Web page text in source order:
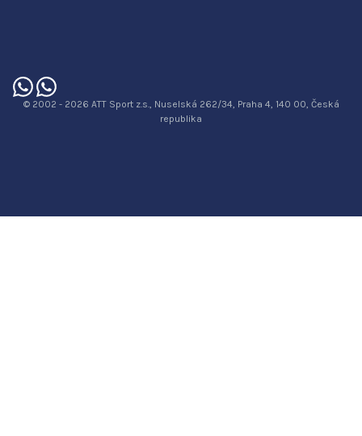
© 2002 - 2026 ATT Sport z.s., Nuselská 262/34, Praha 4, 140 00, Česká
republika